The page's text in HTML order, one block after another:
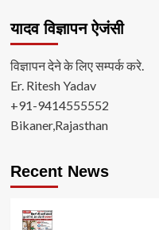
यादव विज्ञापन ऐजंसी
विज्ञापन देने के लिए सम्पर्क करे.
Er. Ritesh Yadav
+91-9414555552
Bikaner,Rajasthan
Recent News